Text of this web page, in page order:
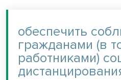
обеспечить
гражданами (в
работниками)